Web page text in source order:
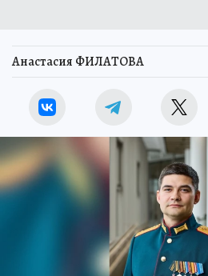
Анастасия ФИЛАТОВА